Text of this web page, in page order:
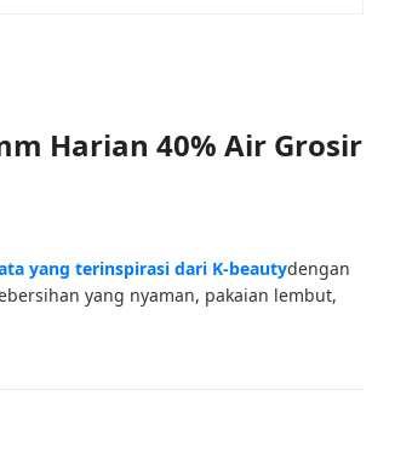
Harian 40% Air Grosir
yang terinspirasi dari K-beautydengan
yang nyaman, pakaian lembut,